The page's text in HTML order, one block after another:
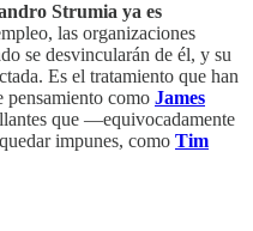
Strumia ya es
las organizaciones
se desvincularán de él, y su
Es el tratamiento que han
pensamiento como James
que —equivocadamente
impunes, como Tim